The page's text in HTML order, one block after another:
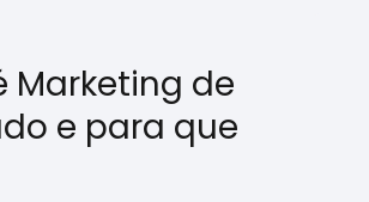
Marketing de
e para que